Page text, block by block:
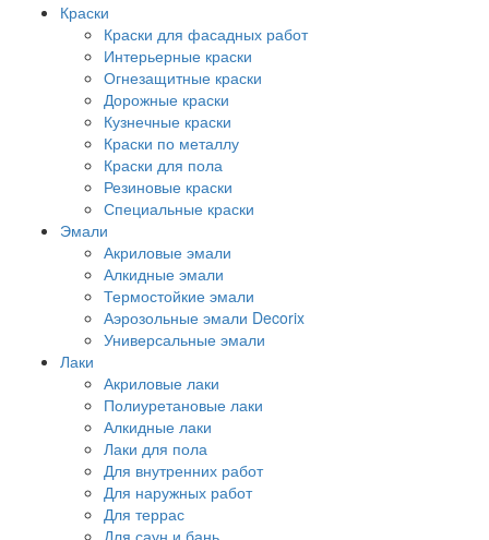
Краски
Краски для фасадных работ
Интерьерные краски
Огнезащитные краски
Дорожные краски
Кузнечные краски
Краски по металлу
Краски для пола
Резиновые краски
Специальные краски
Эмали
Акриловые эмали
Алкидные эмали
Термостойкие эмали
Аэрозольные эмали Decorix
Универсальные эмали
Лаки
Акриловые лаки
Полиуретановые лаки
Алкидные лаки
Лаки для пола
Для внутренних работ
Для наружных работ
Для террас
Для саун и бань